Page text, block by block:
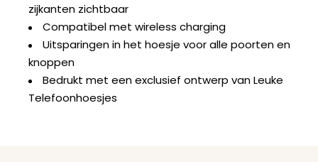
zijkanten zichtbaar
Compatibel met wireless charging
Uitsparingen in het hoesje voor alle poorten en
knoppen
Bedrukt met een exclusief ontwerp van Leuke
Telefoonhoesjes